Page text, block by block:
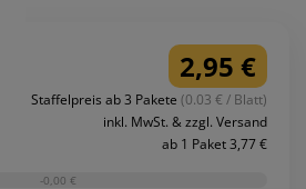
2,95 €
Staffelpreis ab 3 Pakete (0.03 € / Blatt)
inkl. MwSt. & zzgl. Versand
ab 1 Paket 3,77 €
-0,00 €